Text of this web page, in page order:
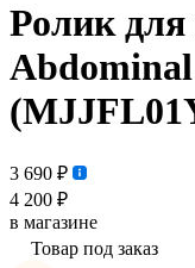
Ролик
3 690 ₽
4 200 ₽
в магазине
Товар под заказ